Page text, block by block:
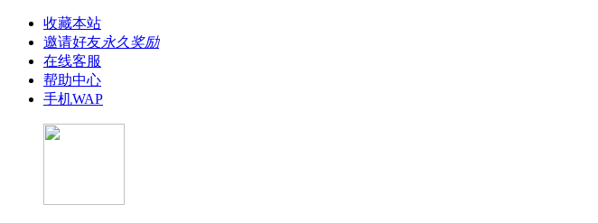
收藏本站
邀请好友永久奖励
在线客服
帮助中心
手机WAP